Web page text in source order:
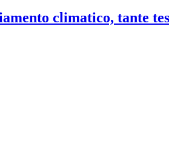
climatico, tante